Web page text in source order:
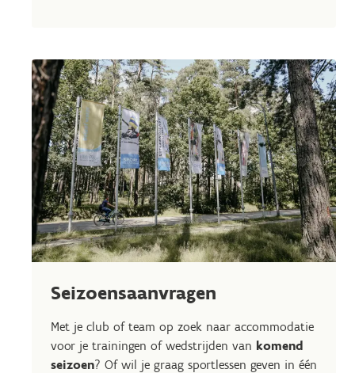
Seizoensaanvragen
Met je club of team op zoek naar accommodatie
voor je trainingen of wedstrijden van komend
seizoen? Of wil je graag sportlessen geven in één